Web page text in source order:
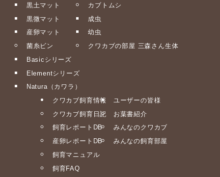
黒土マット
黒微マット
産卵マット
菌糸ビン
Basicシリーズ
Elementシリーズ
Natura（カワラ）
カブトムシ
成虫
幼虫
クワカブの部屋 三森さん生体
クワカブ飼育情報
クワカブ飼育日記
飼育レポートDB
産卵レポートDB
飼育マニュアル
飼育FAQ
ユーザーの皆様
お葉書紹介
みんなのクワカブ
みんなの飼育部屋